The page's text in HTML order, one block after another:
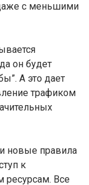
с меньшими
он будет
А это дает
трафиком
новые правила
к
ресурсам. Все